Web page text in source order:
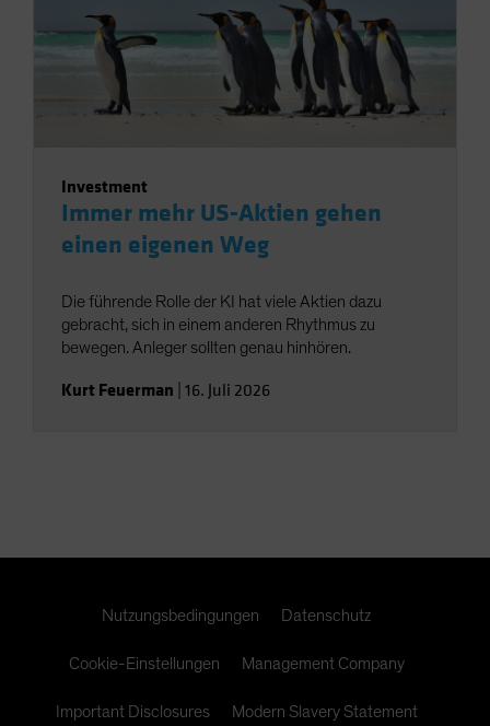
Investment
Immer mehr US-Aktien gehen
einen eigenen Weg
Die führende Rolle der KI hat viele Aktien dazu
gebracht, sich in einem anderen Rhythmus zu
bewegen. Anleger sollten genau hinhören.
Kurt Feuerman 16. Juli 2026
Nutzungsbedingungen Datenschutz
Cookie-Einstellungen Management Company
Important Disclosures Modern Slavery Statement